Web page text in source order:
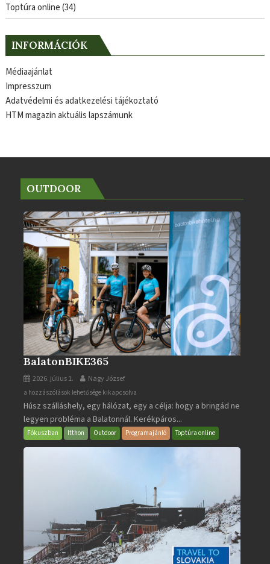
Toptúra online(34)
INFORMÁCIÓK
Médiaajánlat
Impresszum
Adatvédelmi és adatkezelési tájékoztató
HTM magazin aktuális lapszámunk
OUTDOOR
BalatonBIKE365
2026. július 1. Nagy József
BalatonBIKE365
bejegyzéshez
a hozzászólások lehetősége kikapcsolva
Húsz szálláshely, egy hálózat, egy a célja: hogy a bringád ne
legyen probléma a Balatonnál. Kerékpáros...
Fókuszban Itthon Outdoor Programajánló Toptúra online